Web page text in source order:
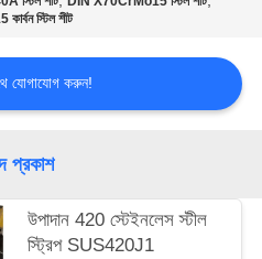
স্টিল শীট
যোগাযোগ করুন!
প্রকাশ
উপাদান 420 স্টেইনলেস স্টীল
স্ট্রিপ SUS420J1